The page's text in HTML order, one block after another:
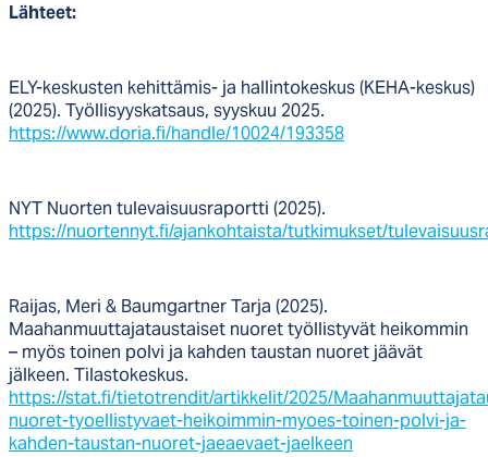
Lähteet:
ELY-keskusten kehittämis- ja hallintokeskus (KEHA-keskus)
(2025). Työllisyyskatsaus, syyskuu 2025.
https://www.doria.fi/handle/10024/193358
NYT Nuorten tulevaisuusraportti (2025).
https://nuortennyt.fi/ajankohtaista/tutkimukset/
Raijas, Meri & Baumgartner Tarja (2025).
Maahanmuuttajataustaiset nuoret työllistyvät heikommin
– myös toinen polvi ja kahden taustan nuoret jäävät
jälkeen. Tilastokeskus.
https://stat.fi/tietotrendit/artikkelit/2025/
nuoret-tyoellistyvaet-heikoimmin-myoes-toinen-polvi-ja-
kahden-taustan-nuoret-jaeaevaet-jaelkeen